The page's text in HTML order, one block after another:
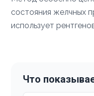
состояния желчных
использует
Что